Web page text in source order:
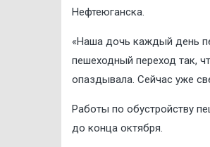
Нефтеюганска.
«Наша дочь каждый день
пешеходный переход так,
опаздывала. Сейчас уже
Работы по обустройству
до конца октября.